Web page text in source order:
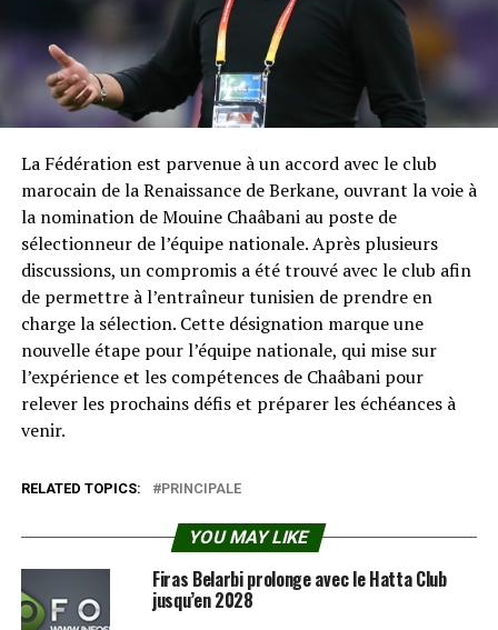
La Fédération est parvenue à un accord avec le club
marocain de la Renaissance de Berkane, ouvrant la voie à
la nomination de Mouine Chaâbani au poste de
sélectionneur de l’équipe nationale. Après plusieurs
discussions, un compromis a été trouvé avec le club afin
de permettre à l’entraîneur tunisien de prendre en
charge la sélection. Cette désignation marque une
nouvelle étape pour l’équipe nationale, qui mise sur
l’expérience et les compétences de Chaâbani pour
relever les prochains défis et préparer les échéances à
venir.
RELATED TOPICS: PRINCIPALE
YOU MAY LIKE
Firas Belarbi prolonge avec le Hatta Club
jusqu’en 2028